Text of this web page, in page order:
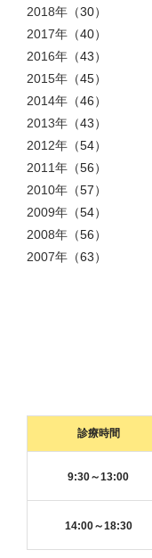
2018年 （30）
2017年 （40）
2016年 （43）
2015年 （45）
2014年 （46）
2013年 （43）
2012年 （54）
2011年 （56）
2010年 （57）
2009年 （54）
2008年 （56）
2007年 （63）
診療時間
9:30～13:00
14:00～18:30